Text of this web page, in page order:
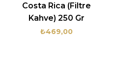
Costa Rica (Filtre
Kahve) 250 Gr
₺469,00